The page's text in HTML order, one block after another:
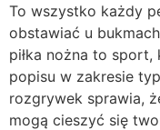
To wszystko każdy
obstawiać u
piłka nożna to
popisu w zakresie
rozgrywek sprawia,
mogą cieszyć się